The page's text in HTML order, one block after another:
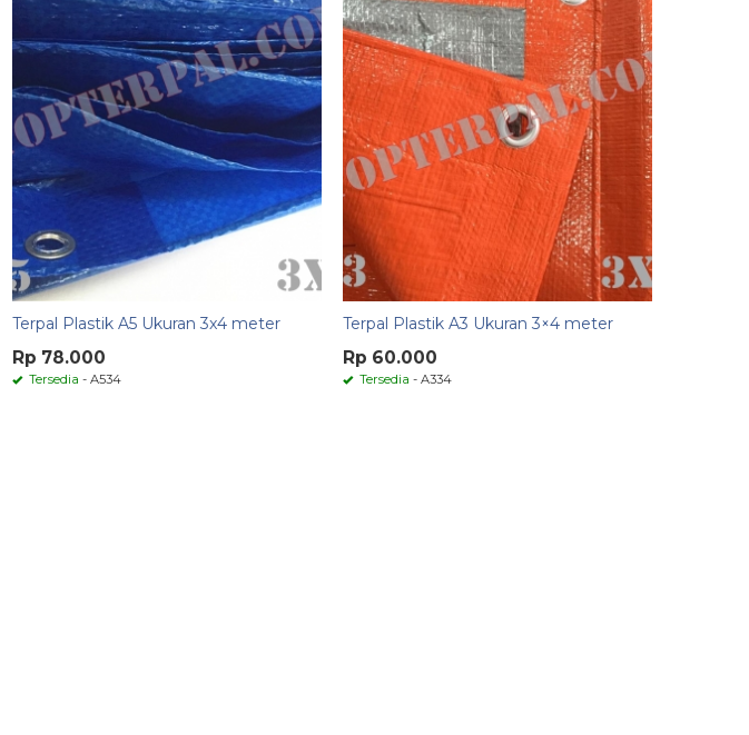
Terpal Plastik A5 Ukuran 3x4 meter
Rp 78.000
Tersedia - A534
Terpal Plastik A3 Ukuran 3×4 meter
Rp 60.000
Tersedia - A334